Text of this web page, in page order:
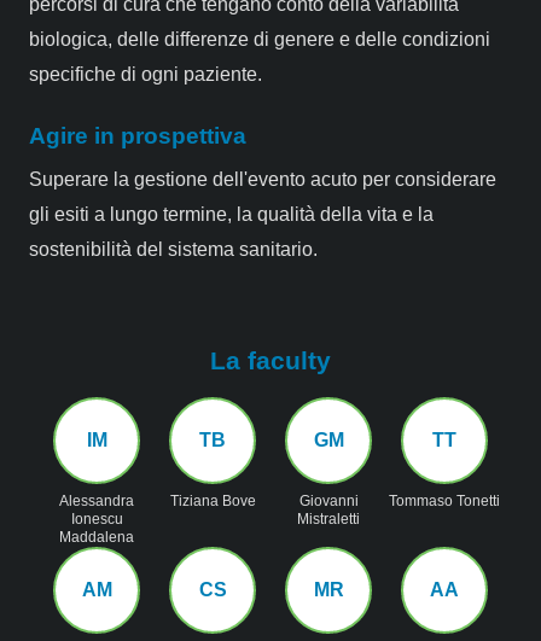
percorsi di cura che tengano conto della variabilità
biologica, delle differenze di genere e delle condizioni
specifiche di ogni paziente.
Agire in prospettiva
Superare la gestione dell'evento acuto per considerare
gli esiti a lungo termine, la qualità della vita e la
sostenibilità del sistema sanitario.
La faculty
IM
Alessandra
Ionescu
Maddalena
TB
Tiziana Bove
GM
Giovanni
Mistraletti
TT
Tommaso Tonetti
AM CS MR AA